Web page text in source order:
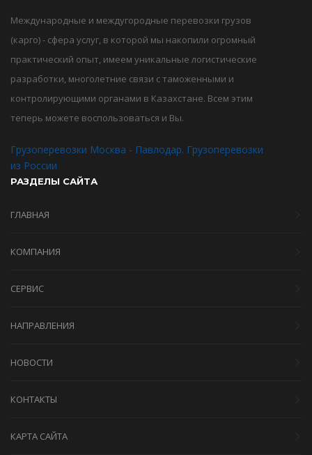
Международные и междугородные перевозки грузов
(карго) - сфера услуг, в которой мы накопили огромный
практический опыт, имеем уникальные логистические
разработки, многолетние связи с таможенными и
контролирующими органами в Казахстане. Всем этим
теперь можете воспользоваться и Вы.
Грузоперевозки Москва - Павлодар. Грузоперевозки
из России
РАЗДЕЛЫ САЙТА
ГЛАВНАЯ
КОМПАНИЯ
СЕРВИС
НАПРАВЛЕНИЯ
НОВОСТИ
КОНТАКТЫ
КАРТА САЙТА